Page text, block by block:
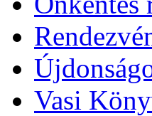
Vasi